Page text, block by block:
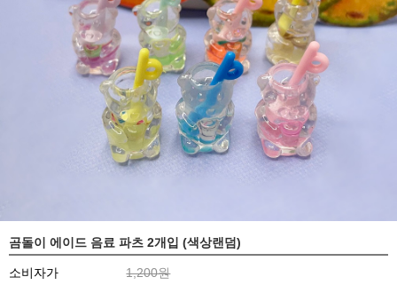
곰돌이 에이드 음료 파츠 2개입 (색상랜덤)
소비자가
1,200원